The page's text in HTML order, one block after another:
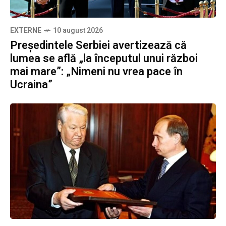
EXTERNE 10 august 2026
Președintele Serbiei avertizează că
lumea se află „la începutul unui război
mai mare”: „Nimeni nu vrea pace în
Ucraina”